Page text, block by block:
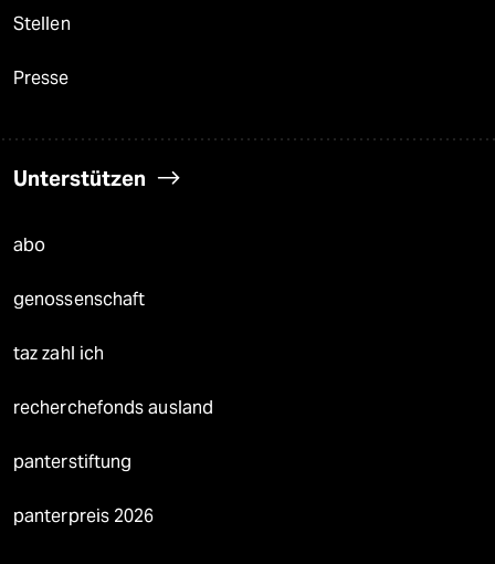
Stellen
Presse
Unterstützen
abo
genossenschaft
taz zahl ich
recherchefonds ausland
panterstiftung
panterpreis 2026